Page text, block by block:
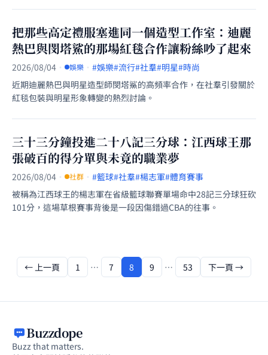
把那些高定禮服塞進同一個造型工作室：迪麗
熱巴與閔塔鯊的那場紅毯合作讓粉絲吵了起來
2026/08/04 · 娛樂 · #娛樂#流行#社羣#明星#時尚
近期迪麗熱巴與明星造型師閔塔鯊的高頻率合作，在社羣引發關於
紅毯包裝與明星形象轉變的熱烈討論。
三十三分鐘投進二十八記三分球：江西球王那
張破百的得分單與未竟的職業夢
2026/08/04 · 社群 · #籃球#社羣#楊志軍#體育賽事
被稱為江西球王的楊志軍在省級籃球聯賽單場命中28記三分球狂砍
101分，這場草根賽事背後是一段因傷錯過CBA的往事。
← 上一頁 1 … 7 8 9 … 53 下一頁 →
Buzzdope
Buzz that matters.